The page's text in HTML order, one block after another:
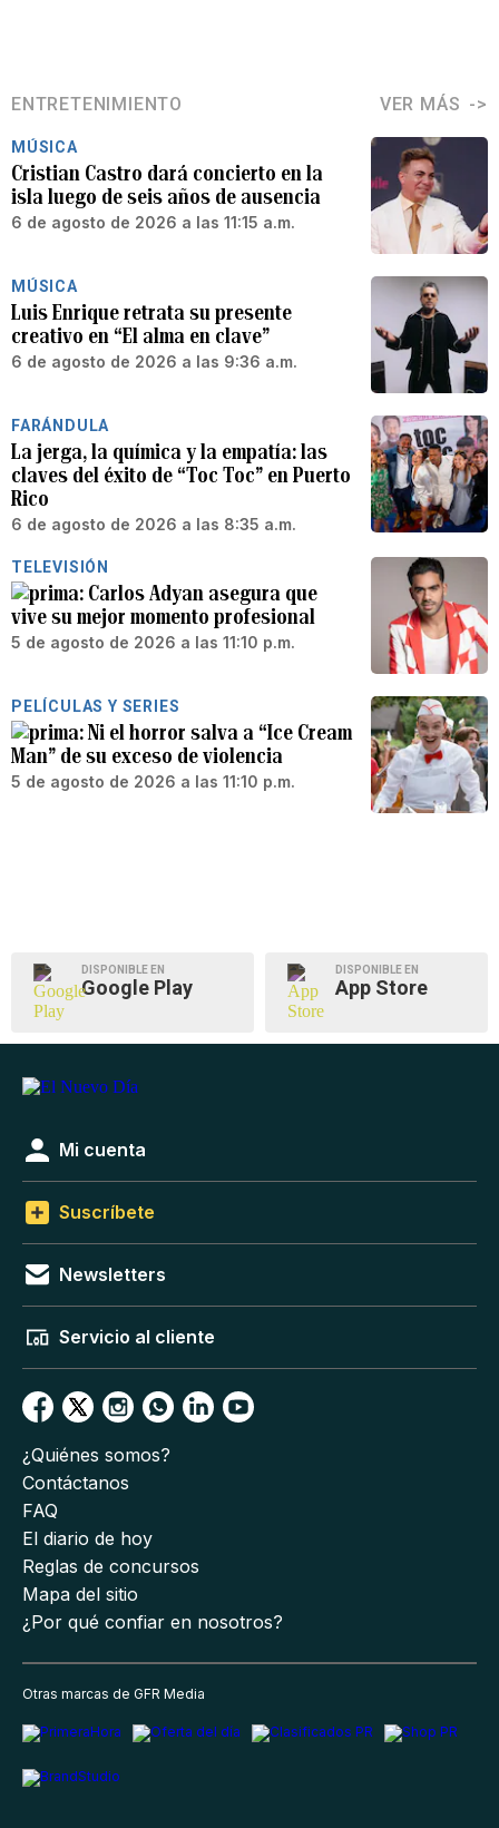
ENTRETENIMIENTO VER MÁS
MÚSICA
Cristian Castro dará concierto en la
isla luego de seis años de ausencia
6 de agosto de 2026 a las 11:15 a.m.
MÚSICA
Luis Enrique retrata su presente
creativo en “El alma en clave”
6 de agosto de 2026 a las 9:36 a.m.
FARÁNDULA
La jerga, la química y la empatía: las
claves del éxito de “Toc Toc” en Puerto
Rico
6 de agosto de 2026 a las 8:35 a.m.
TELEVISIÓN
Carlos Adyan asegura que
vive su mejor momento profesional
5 de agosto de 2026 a las 11:10 p.m.
PELÍCULAS Y SERIES
Ni el horror salva a “Ice Cream
Man” de su exceso de violencia
5 de agosto de 2026 a las 11:10 p.m.
DISPONIBLE EN
Google Play
DISPONIBLE EN
App Store
Mi cuenta
Suscríbete
Newsletters
Servicio al cliente
¿Quiénes somos?
Contáctanos
FAQ
El diario de hoy
Reglas de concursos
Mapa del sitio
¿Por qué confiar en nosotros?
Otras marcas de GFR Media